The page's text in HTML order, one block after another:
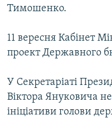
Тимошенко.
11 вересня Кабінет
проект Державного
У Секретаріаті
Віктора Януковича
ініціативи голови